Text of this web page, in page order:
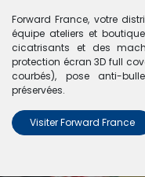
Nous
Aucun produit
Forward France, votre
équipe ateliers et
cicatrisants et des
protection écran 3D full
courbés), pose anti-
préservées.
Visiter Forward France